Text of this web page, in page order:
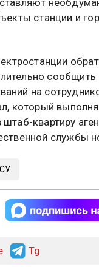
станции и
сообщить
на
который
квартиру
службы
Tg